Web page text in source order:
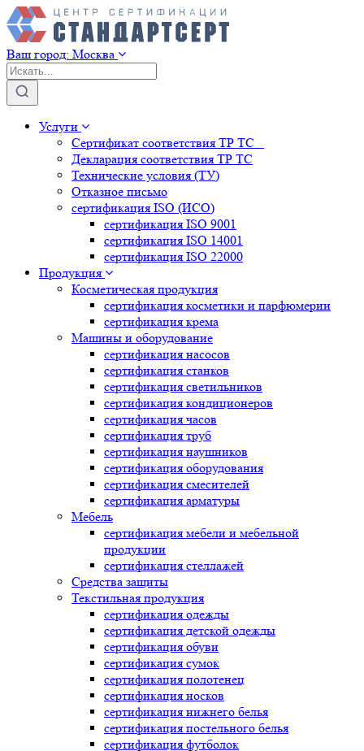
Ваш город: Москва
Услуги
Сертификат соответствия ТР ТС
Декларация соответствия ТР ТС
Технические условия (ТУ)
Отказное письмо
сертификация ISO (ИСО)
сертификация ISO 9001
сертификация ISO 14001
сертификация ISO 22000
Продукция
Косметическая продукция
сертификация косметики и парфюмерии
сертификация крема
Машины и оборудование
сертификация насосов
сертификация станков
сертификация светильников
сертификация кондиционеров
сертификация часов
сертификация труб
сертификация наушников
сертификация оборудования
сертификация смесителей
сертификация арматуры
Мебель
сертификация мебели и мебельной
продукции
сертификация стеллажей
Средства защиты
Текстильная продукция
сертификация одежды
сертификация детской одежды
сертификация обуви
сертификация сумок
сертификация полотенец
сертификация носков
сертификация нижнего белья
сертификация постельного белья
сертификация футболок